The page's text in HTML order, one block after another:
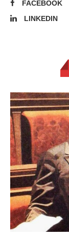
FACEBOOK
LINKEDIN